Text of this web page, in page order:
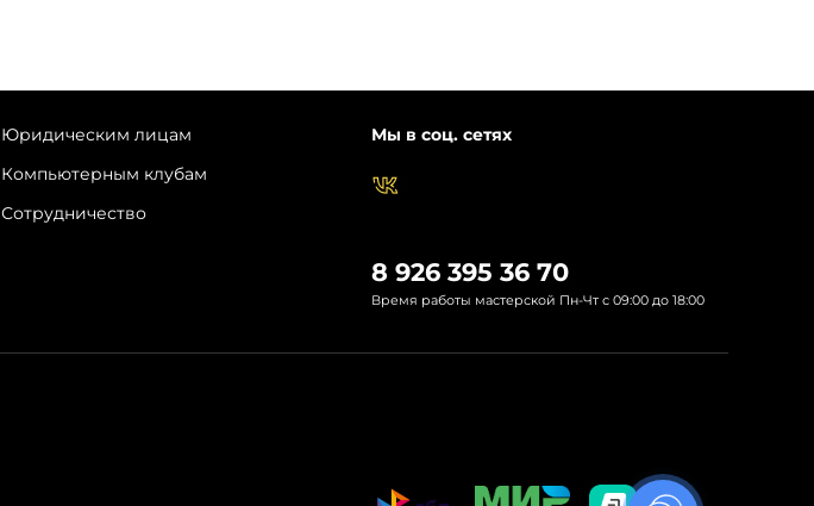
Юридическим лицам
Компьютерным клубам
Сотрудничество
Мы в соц. сетях
8 926 395 36 70
Время работы мастерской Пн-Чт с 09:00 до 18:00